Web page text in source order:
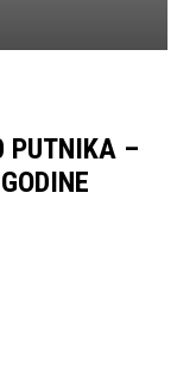
PUTNIKA –